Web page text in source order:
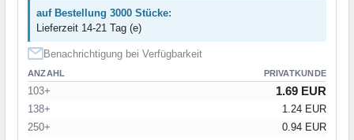
auf Bestellung 3000 Stücke:
Lieferzeit 14-21 Tag (e)
Benachrichtigung bei Verfügbarkeit
ANZAHL PRIVATKUNDE
103+ 1.69 EUR
138+
1.24 EUR
250+
0.94 EUR